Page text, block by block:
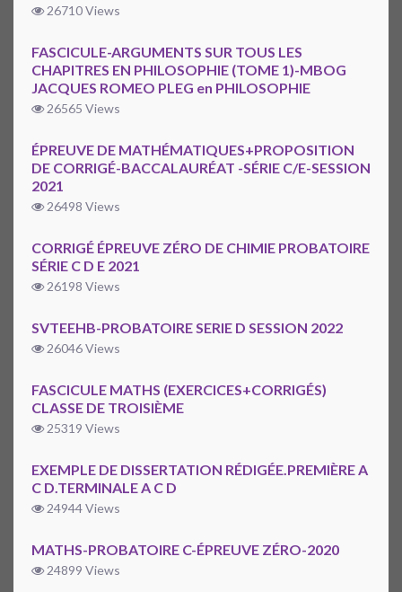
26710 Views
FASCICULE-ARGUMENTS SUR TOUS LES
CHAPITRES EN PHILOSOPHIE (TOME 1)-MBOG
JACQUES ROMEO PLEG en PHILOSOPHIE
26565 Views
ÉPREUVE DE MATHÉMATIQUES+PROPOSITION
DE CORRIGÉ-BACCALAURÉAT -SÉRIE C/E-SESSION
2021
26498 Views
CORRIGÉ ÉPREUVE ZÉRO DE CHIMIE PROBATOIRE
SÉRIE C D E 2021
26198 Views
SVTEEHB-PROBATOIRE SERIE D SESSION 2022
26046 Views
FASCICULE MATHS (EXERCICES+CORRIGÉS)
CLASSE DE TROISIÈME
25319 Views
EXEMPLE DE DISSERTATION RÉDIGÉE.PREMIÈRE A
C D.TERMINALE A C D
24944 Views
MATHS-PROBATOIRE C-ÉPREUVE ZÉRO-2020
24899 Views